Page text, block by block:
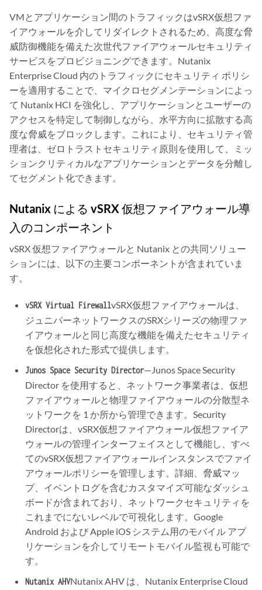
VMとアプリケーション間のトラフィックはvSRX仮想ファ
イアウォールを介してリダイレクトされるため、高度な脅
威防御機能を備えた次世代ファイアウォールセキュリティ
サービスをプロビジョニングできます。Nutanix
Enterprise Cloud 内のトラフィックにセキュリティ ポリシ
ーを適用することで、マイクロセグメンテーションによっ
て Nutanix HCI を強化し、アプリケーションとユーザーの
アクセスを特定して制御しながら、水平方向に拡散する高
度な脅威をブロックします。これにより、セキュリティ管
理者は、ゼロトラストセキュリティ原則を使用して、ミッ
ションクリティカルなアプリケーションとデータを分離し
てセグメント化できます。
Nutanix による vSRX 仮想ファイアウォール導
入のコンポーネント
vSRX 仮想ファイアウォールと Nutanix との共同ソリュー
ションには、以下の主要コンポーネントが含まれていま
す。
vSRX Virtual FirewallvSRX仮想ファイアウォールは、
ジュニパーネットワークスのSRXシリーズの物理ファ
イアウォールと同じ高度な機能を備えたセキュリティ
を仮想化された形式で提供します。
Junos Space Security Director—Junos Space Security
Director を使用すると、ネットワーク事業者は、仮想
ファイアウォールと物理ファイアウォールの分散型ネ
ットワークを 1 か所から管理できます。Security
Directorは、vSRX仮想ファイアウォール仮想ファイア
ウォールの管理インターフェイスとして機能し、すべ
てのvSRX仮想ファイアウォールインスタンスでファイ
アウォールポリシーを管理します。詳細、脅威マッ
プ、イベントログを含むカスタマイズ可能なダッシュ
ボードが含まれており、ネットワークセキュリティを
これまでにないレベルで可視化します。Google
Android および Apple iOS システム用のモバイル アプ
リケーションを介してリモートモバイル監視も可能で
す。
Nutanix AHVNutanix AHV は、Nutanix Enterprise Cloud